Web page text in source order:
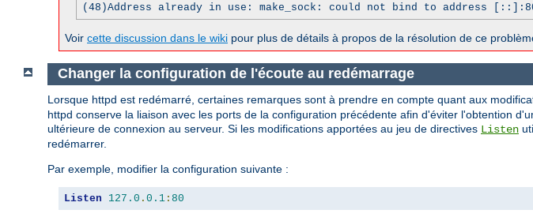
(48)Address already in use: make_sock: could not bind to address
Voir cette discussion dans le wiki pour plus de détails à propos de la résolution de ce
Changer la configuration de l'écoute au redémarrage
Lorsque httpd est redémarré, certaines remarques sont à prendre en compte quant aux
httpd conserve la liaison avec les ports de la configuration précédente afin d'éviter l'obtention
ultérieure de connexion au serveur. Si les modifications apportées au jeu de directives Listen
redémarrer.
Par exemple, modifier la configuration suivante :
Listen 127.0 . 0.1 : 80